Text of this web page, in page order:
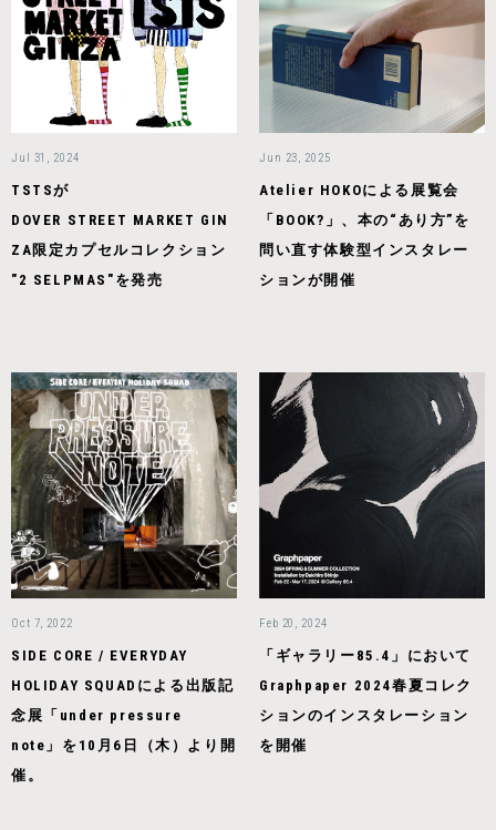
Jul 31, 2024
TSTSが
DOVER STREET MARKET GIN
ZA限定カプセルコレクション
"2 SELPMAS"を発売
Jun 23, 2025
Atelier HOKOによる展覧会
「BOOK?」、本の“あり方”を
問い直す体験型インスタレー
ションが開催
Oct 7, 2022
SIDE CORE / EVERYDAY
HOLIDAY SQUADによる出版記
念展「under pressure
note」を10月6日（木）より開
催。
Feb 20, 2024
「ギャラリー85.4」において
Graphpaper 2024春夏コレク
ションのインスタレーション
を開催